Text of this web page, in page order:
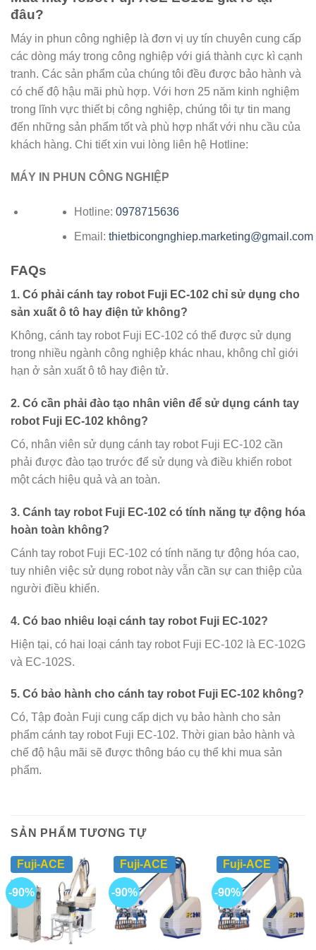
đâu?
Máy in phun công nghiệp là đơn vị uy tín chuyên cung cấp
các dòng máy trong công nghiệp với giá thành cực kì cạnh
tranh. Các sản phẩm của chúng tôi đều được bảo hành và
có chế độ hậu mãi phù hợp. Với hơn 25 năm kinh nghiệm
trong lĩnh vực thiết bị công nghiệp, chúng tôi tự tin mang
đến những sản phẩm tốt và phù hợp nhất với nhu cầu của
khách hàng. Chi tiết xin vui lòng liên hệ Hotline:
MÁY IN PHUN CÔNG NGHIỆP
Hotline: 0978715636
Email: thietbicongnghiep.marketing@gmail.com
FAQs
1. Có phải cánh tay robot Fuji EC-102 chỉ sử dụng cho
sản xuất ô tô hay điện tử không?
Không, cánh tay robot Fuji EC-102 có thể được sử dụng
trong nhiều ngành công nghiệp khác nhau, không chỉ giới
hạn ở sản xuất ô tô hay điện tử.
2. Có cần phải đào tạo nhân viên để sử dụng cánh tay
robot Fuji EC-102 không?
Có, nhân viên sử dụng cánh tay robot Fuji EC-102 cần
phải được đào tạo trước để sử dụng và điều khiển robot
một cách hiệu quả và an toàn.
3. Cánh tay robot Fuji EC-102 có tính năng tự động hóa
hoàn toàn không?
Cánh tay robot Fuji EC-102 có tính năng tự động hóa cao,
tuy nhiên việc sử dụng robot này vẫn cần sự can thiệp của
người điều khiển.
4. Có bao nhiêu loại cánh tay robot Fuji EC-102?
Hiện tại, có hai loại cánh tay robot Fuji EC-102 là EC-102G
và EC-102S.
5. Có bảo hành cho cánh tay robot Fuji EC-102 không?
Có, Tập đoàn Fuji cung cấp dịch vụ bảo hành cho sản
phẩm cánh tay robot Fuji EC-102. Thời gian bảo hành và
chế độ hậu mãi sẽ được thông báo cụ thể khi mua sản
phẩm.
SẢN PHẨM TƯƠNG TỰ
-90%
Fuji-ACE
-90%
Fuji-ACE
-90%
Fuji-ACE